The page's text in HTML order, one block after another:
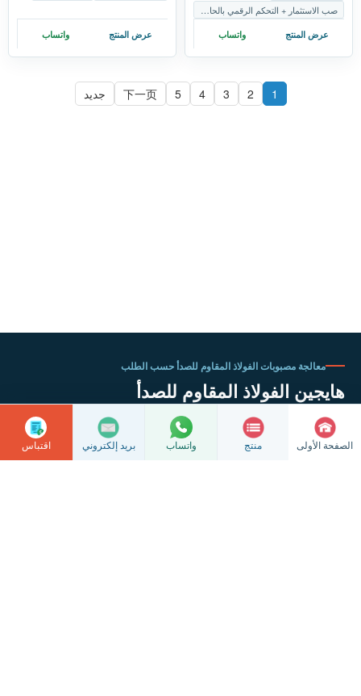
صب الاستثمار + التحكم الرقمي بالحاسوب
عرض المنتج واتساب عرض المنتج واتساب
1
2
3
4
5
下一页 جديد
معالجة مصبوبات الفولاذ المقاوم للصدأ حسب الطلب
هايجين الفولاذ المقاوم للصدأ
نحن متخصصون في صب السيليكا سول الدقيق، وصب القوالب، والتشغيل
الدقيق باستخدام الحاسوب، وندعم التقييم بناءً على الرسومات والعينات.
الصفحة الأولى منتج بريد إلكتروني واتساب اقتباس